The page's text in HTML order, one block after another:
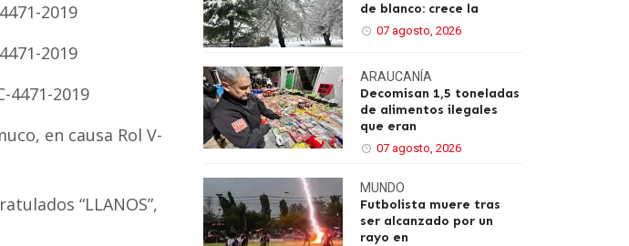
2019
2019
4471-2019
en causa Rol V-
“LLANOS”,
de blanco: crece la
07 agosto, 2026
ARAUCANÍA
Decomisan 1,5 toneladas
de alimentos ilegales
que eran
07 agosto, 2026
MUNDO
Futbolista muere tras
ser alcanzado por un
rayo en